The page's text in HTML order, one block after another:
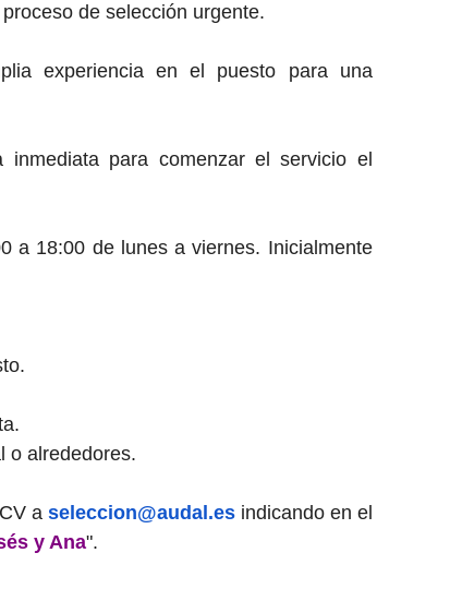
de selección urgente.
experiencia en el puesto para una
para comenzar el servicio el
a 18:00 de lunes a viernes. Inicialmente
o alrededores.
a seleccion@audal.esindicando en el
y Ana".